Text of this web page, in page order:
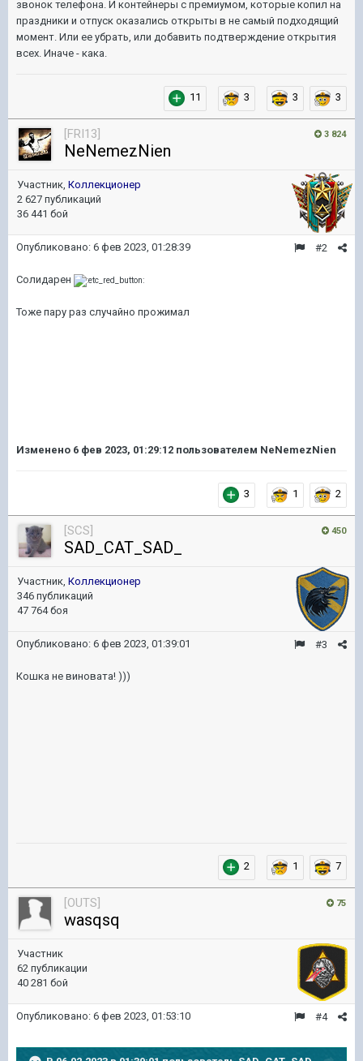
звонок телефона. И контейнеры с премиумом, которые копил на
праздники и отпуск оказались открыты в не самый подходящий
момент. Или ее убрать, или добавить подтверждение открытия
всех. Иначе - кака.
11 3 3 3
3 824
[FRI13]
NeNemezNien
Участник, Коллекционер
2 627 публикаций
36 441 бой
#2
Опубликовано: 6 фев 2023, 01:28:39
Солидарен
Тоже пару раз случайно прожимал
Изменено 6 фев 2023, 01:29:12 пользователем NeNemezNien
3 1 2
450
[SCS]
SAD_CAT_SAD_
Участник, Коллекционер
346 публикаций
47 764 боя
#3
Опубликовано: 6 фев 2023, 01:39:01
Кошка не виновата! )))
2 1 7
75
[OUTS]
wasqsq
Участник
62 публикации
40 281 бой
#4
Опубликовано: 6 фев 2023, 01:53:10